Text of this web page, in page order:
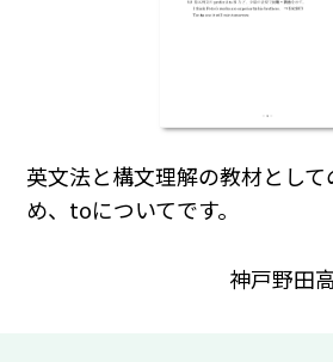
英文法と構文理解の教材とし
め、toについてです。
神戸野田